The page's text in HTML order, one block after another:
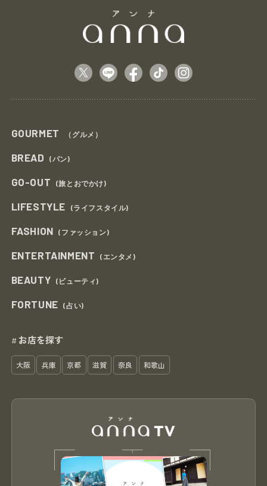
GOURMET （グルメ）
BREAD (パン)
GO-OUT (旅とおでかけ)
LIFESTYLE (ライフスタイル)
FASHION (ファッション)
ENTERTAINMENT (エンタメ)
BEAUTY (ビューティ)
FORTUNE (占い)
# お店を探す
大阪 兵庫 京都 滋賀 奈良 和歌山